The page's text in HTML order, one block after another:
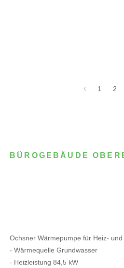
1 2
BÜROGEBÄUDE
Ochsner Wärmepumpe für Heiz-
- Wärmequelle Grundwasser
- Heizleistung 84,5 kW